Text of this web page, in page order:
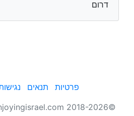
דרום
פרטיות תנאים
©2018-2026 enjoyingisrael.com. כל הזכויות שמורות